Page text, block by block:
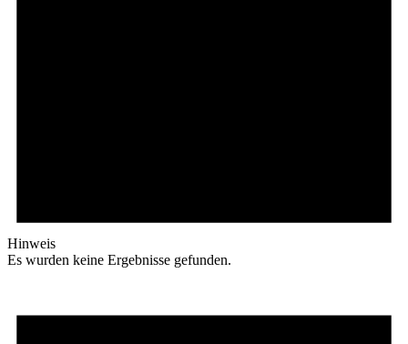
Hinweis
Es wurden keine Ergebnisse gefunden.